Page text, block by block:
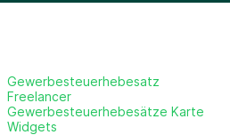
Gewerbesteuerhebesatz
Freelancer
Gewerbesteuerhebesätze Karte
Widgets